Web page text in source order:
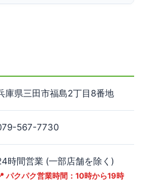
庫県三田市福島2丁目8番地
567-7730
時間営業 (一部店舗を除く)
パクパク営業時間：10時から19時